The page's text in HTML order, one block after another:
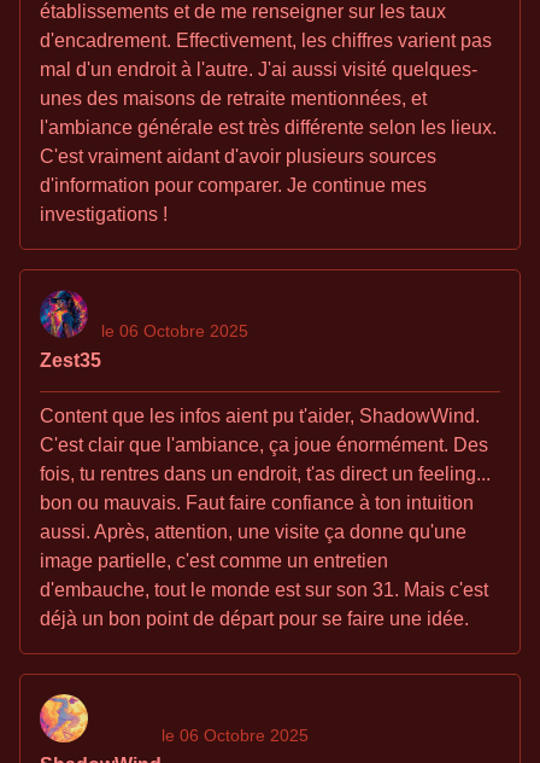
établissements et de me renseigner sur les taux
d'encadrement. Effectivement, les chiffres varient pas
mal d'un endroit à l'autre. J'ai aussi visité quelques-
unes des maisons de retraite mentionnées, et
l'ambiance générale est très différente selon les lieux.
C'est vraiment aidant d'avoir plusieurs sources
d'information pour comparer. Je continue mes
investigations !
Zest35
le 06 Octobre 2025
Content que les infos aient pu t'aider, ShadowWind.
C'est clair que l'ambiance, ça joue énormément. Des
fois, tu rentres dans un endroit, t'as direct un feeling...
bon ou mauvais. Faut faire confiance à ton intuition
aussi. Après, attention, une visite ça donne qu'une
image partielle, c'est comme un entretien
d'embauche, tout le monde est sur son 31. Mais c'est
déjà un bon point de départ pour se faire une idée.
le 06 Octobre 2025